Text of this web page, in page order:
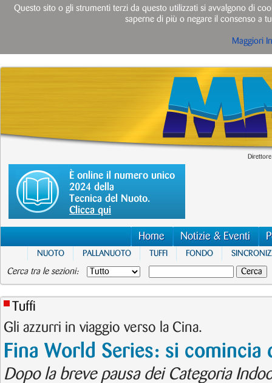
È online il numero unico
2024 della
Tecnica del Nuoto.
Clicca qui
Home Notizie & Eventi
NUOTO PALLANUOTO TUFFI FONDO
Cerca tra le sezioni:
Tuffi
Gli azzurri in viaggio verso la Cina.
Fina World Series: si comincia
Dopo la breve pausa dei Categoria
Questo sito o gli strumenti terzi da questo utilizzati si avvalgono di
saperne di più o negare il consenso a
Maggiori